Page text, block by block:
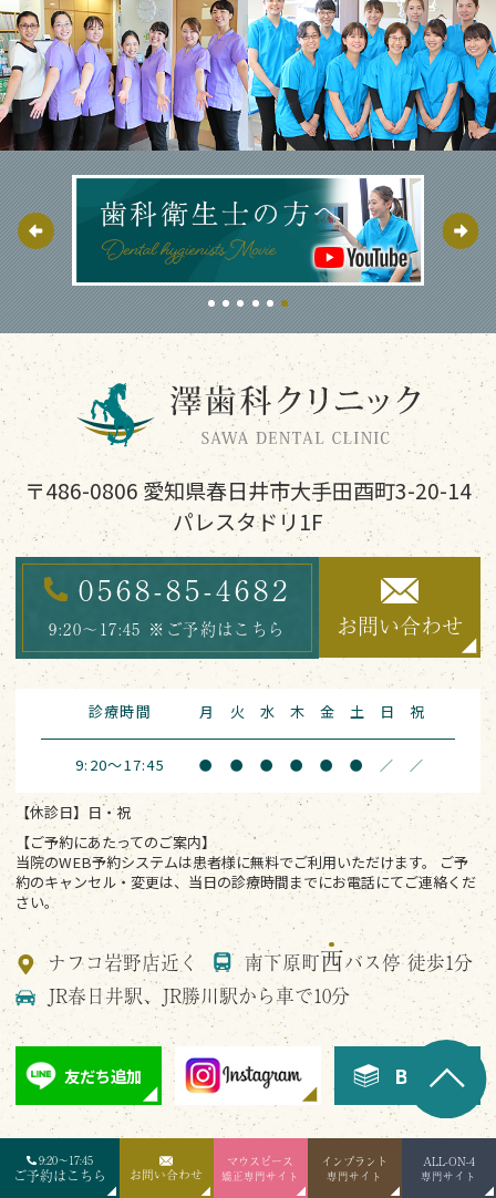
〒486-0806 愛知県春日井市大手田酉町3-20-14
パレスタドリ1F
0568-85-4682
9:20～17:45 ※ご予約はこちら お問い合わせ
診療時間 月 火 水 木 金 土 日 祝
9:20～17:45 ● ● ● ● ● ● ／ ／
【休診日】日・祝
【ご予約にあたってのご案内】
当院のWEB予約システムは患者様に無料でご利用いただけます。 ご予
約のキャンセル・変更は、当日の診療時間までにお電話にてご連絡くだ
さい。
ナフコ岩野店近く 南下原町西バス停 徒歩1分
JR春日井駅、JR勝川駅から車で10分
友だち追加 BLOG
9:20～17:45
ご予約はこちら お問い合わせ
マウスピース
矯正専門サイト
インプラント
専門サイト
ALL-ON-4
専門サイト